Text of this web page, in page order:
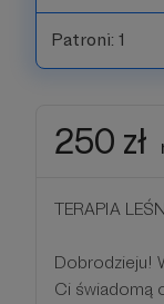
Patroni: 1
250 zł
TERAPIA
Dobrodzieju!
Ci świadomą